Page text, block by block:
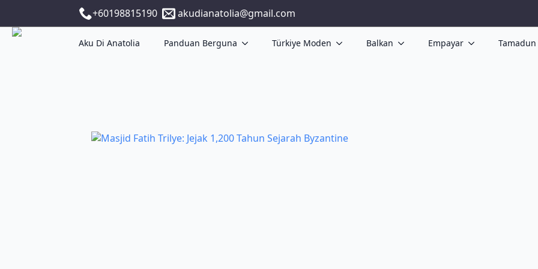
+60198815190 akudianatolia@gmail.com
Aku Di Anatolia Panduan Berguna Türkiye Moden Balkan Empayar